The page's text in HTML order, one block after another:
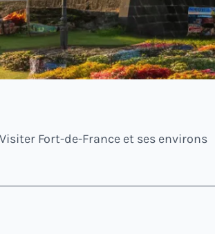
Fort-de-France et ses environs